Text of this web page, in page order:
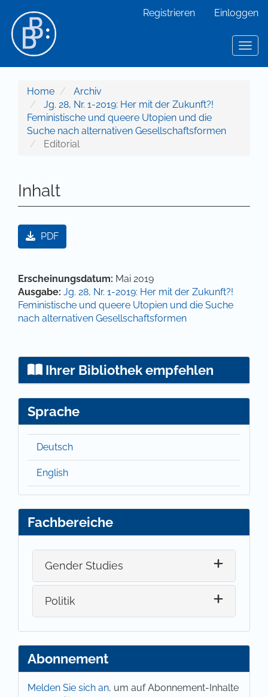
Hauptinhalt
Sidebar
Registrieren Einloggen
Home
Archiv
Jg. 28, Nr. 1-2019: Her mit der Zukunft?!
Feministische und queere Utopien und die
Suche nach alternativen Gesellschaftsformen
Editorial
Inhalt
Artikel-Sidebar
PDF
Hauptsächlicher Artikelinhalt
Artikel-Details
Erscheinungsdatum: Mai 2019
Ausgabe: Jg. 28, Nr. 1-2019: Her mit der Zukunft?!
Feministische und queere Utopien und die Suche
nach alternativen Gesellschaftsformen
Ihrer Bibliothek empfehlen
Sprache
Deutsch
English
Fachbereiche
Gender Studies
Politik
Abonnement
Melden Sie sich an, um auf Abonnement-Inhalte